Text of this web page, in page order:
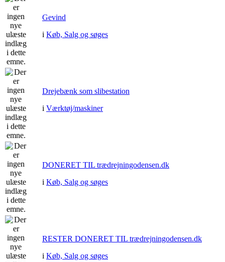
Gevind
i Køb, Salg og søges
Drejebænk som slibestation
i Værktøj/maskiner
DONERET TIL trædrejningodensen.dk
i Køb, Salg og søges
RESTER DONERET TIL trædrejningodensen.dk
i Køb, Salg og søges